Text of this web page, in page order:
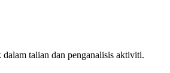
talian dan penganalisis aktiviti.